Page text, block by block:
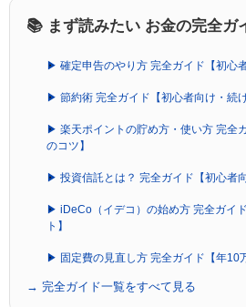
📚 まず読みたい お金の完全ガ
▶ 確定申告のやり方 完全ガイド【初心
▶ 節約術 完全ガイド【初心者向け・続
▶ 楽天ポイントの貯め方・使い方 完全
のコツ】
▶ 投資信託とは？ 完全ガイド【初心者
▶ iDeCo（イデコ）の始め方 完全ガイ
ト】
▶ 固定費の見直し方 完全ガイド【年10
→ 完全ガイド一覧をすべて見る